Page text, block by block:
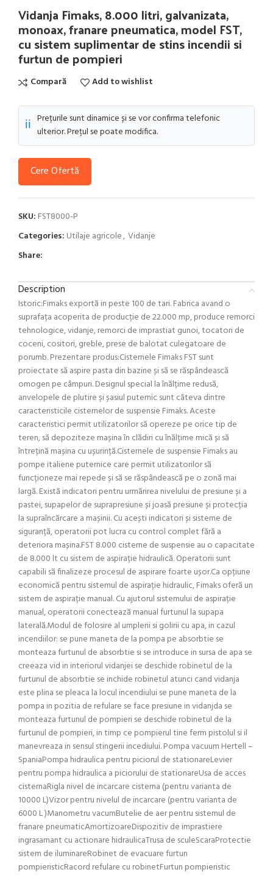
Vidanja Fimaks, 8.000 litri, galvanizata,
monoax, franare pneumatica, model FST,
cu sistem suplimentar de stins incendii si
furtun de pompieri
Compară Add to wishlist
ℹ️ Prețurile sunt dinamice și se vor confirma telefonic
ulterior. Prețul se poate modifica.
Cere Ofertă
SKU: FST8000-P
Categories: Utilaje agricole, Vidanje
Share:
Description
Istoric:Fimaks exportă in peste 100 de tari. Fabrica avand o
suprafața acoperita de producție de 22.000 mp, produce remorci
tehnologice, vidanje, remorci de imprastiat gunoi, tocatori de
coceni, cositori, greble, prese de balotat culegatoare de
porumb. Prezentare produs:Cisternele Fimaks FST sunt
proiectate să aspire pasta din bazine și să se răspândească
omogen pe câmpuri. Designul special la înălțime redusă,
anvelopele de plutire și șasiul puternic sunt câteva dintre
caracteristicile cisternelor de suspensie Fimaks. Aceste
caracteristici permit utilizatorilor să opereze pe orice tip de
teren, să depoziteze mașina în clădiri cu înălțime mică și să
întrețină mașina cu ușurință.Cisternele de suspensie Fimaks au
pompe italiene puternice care permit utilizatorilor să
funcționeze mai repede și să se răspândească pe o zonă mai
largă. Există indicatori pentru urmărirea nivelului de presiune și a
pastei, supapelor de suprapresiune și joasă presiune și protecția
la supraîncărcare a mașinii. Cu acești indicatori și sisteme de
siguranță, operatorii pot lucra cu control complet fără a
deteriora mașina.FST 8.000 cisterne de suspensie au o capacitate
de 8.000 lt cu sistem de aspirație hidraulică. Operatorii sunt
capabili să finalizeze procesul de aspirare foarte ușor.Ca opțiune
economică pentru sistemul de aspirație hidraulic, Fimaks oferă un
sistem de aspirație manual. Cu ajutorul sistemului de aspirație
manual, operatorii conectează manual furtunul la supapa
laterală.Modul de folosire al umplerii si golirii cu apa, in cazul
incendiilor: se pune maneta de la pompa pe absorbtie se
monteaza furtunul de absorbtie si se introduce in sursa de apa se
creeaza vid in interiorul vidanjei se deschide robinetul de la
furtunul de absorbtie se inchide robinetul atunci cand vidanja
este plina se pleaca la locul incendiului se pune maneta de la
pompa in pozitia de refulare se face presiune in vidanjda se
monteaza furtunul de pompieri se deschide robinetul de la
furtunul de pompieri, in timp ce pompierul tine ferm pistolul si il
manevreaza in sensul stingerii incediului. Pompa vacuum Hertell –
SpaniaPompa hidraulica pentru piciorul de stationareLevier
pentru pompa hidraulica a piciorului de stationareUsa de acces
cisternaRigla nivel de incarcare cisterna (pentru varianta de
10000 L)Vizor pentru nivelul de incarcare (pentru varianta de
6000 L )Manometru vacumButelie de aer pentru sistemul de
franare pneumaticAmortizoareDispozitiv de imprastiere
ingrasamant cu actionare hidraulicaTrusa de sculeScaraProtectie
sistem de iluminareRobinet de evacuare furtun
pompieristicRacord refulare cu robinetFurtun pompieristic